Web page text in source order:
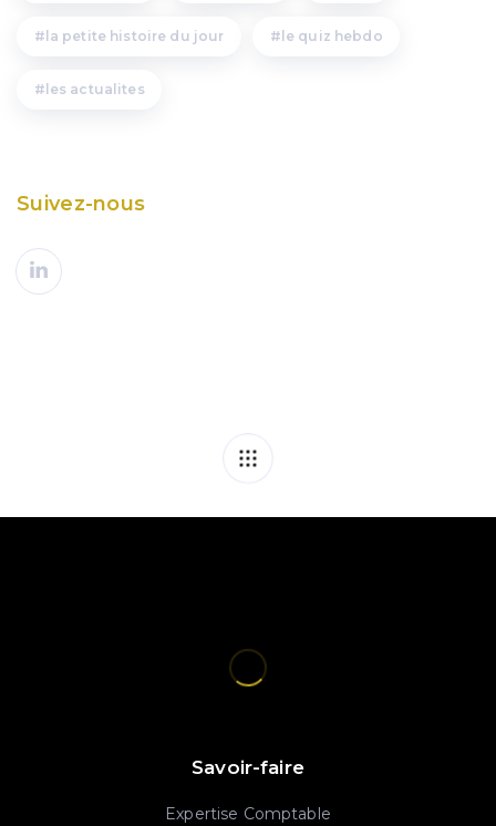
la petite histoire du jour le quiz hebdo
les actualites
Suivez-nous
Savoir-faire
Expertise Comptable